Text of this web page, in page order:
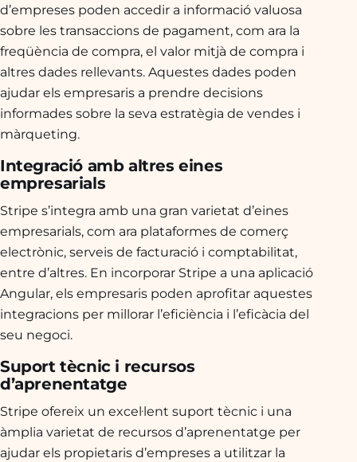
d’empreses poden accedir a informació valuosa
sobre les transaccions de pagament, com ara la
freqüència de compra, el valor mitjà de compra i
altres dades rellevants. Aquestes dades poden
ajudar els empresaris a prendre decisions
informades sobre la seva estratègia de vendes i
màrqueting.
Integració amb altres eines
empresarials
Stripe s’integra amb una gran varietat d’eines
empresarials, com ara plataformes de comerç
electrònic, serveis de facturació i comptabilitat,
entre d’altres. En incorporar Stripe a una aplicació
Angular, els empresaris poden aprofitar aquestes
integracions per millorar l’eficiència i l’eficàcia del
seu negoci.
Suport tècnic i recursos
d’aprenentatge
Stripe ofereix un excel·lent suport tècnic i una
àmplia varietat de recursos d’aprenentatge per
ajudar els propietaris d’empreses a utilitzar la